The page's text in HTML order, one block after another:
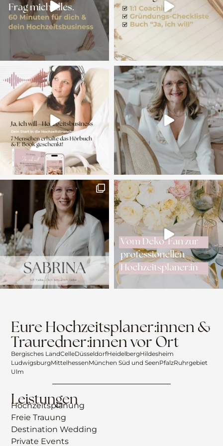
Eure Hochzeitsplaner:innen &
Trauredner:innen vor Ort
Bergisches LandCelleDüsseldorfHeidelbergHildesheim
LudwigsburgMittelhessenMünchen Süd und SeenPfalzRuhrgebiet
Ulm
Leistungen
Hochzeitsplanung
Freie Trauung
Destination Wedding
Private Events